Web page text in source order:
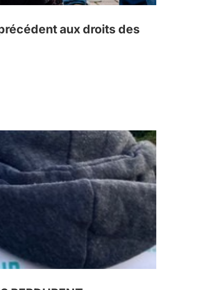
aux droits des